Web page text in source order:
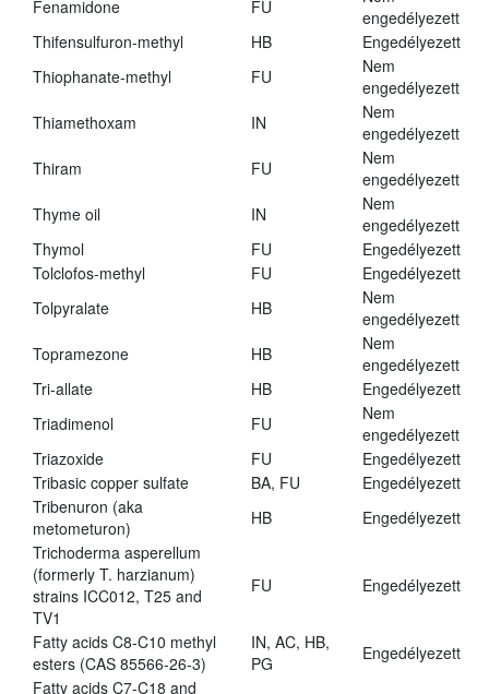
Fenamidone FU
engedélyezett
Thifensulfuron-methyl
HB
Engedélyezett
Thiophanate-methyl
FU
Nem
engedélyezett
Thiamethoxam
IN
Nem
engedélyezett
Thiram
FU
Nem
engedélyezett
Thyme oil
IN
Nem
engedélyezett
Thymol
FU
Engedélyezett
Tolclofos-methyl
FU
Engedélyezett
Tolpyralate
HB
Nem
engedélyezett
Topramezone
HB
Nem
engedélyezett
Tri-allate
HB
Engedélyezett
Triadimenol
FU
Nem
engedélyezett
Triazoxide
FU
Engedélyezett
Tribasic copper sulfate
BA, FU
Engedélyezett
Tribenuron (aka
metometuron)
HB
Engedélyezett
Trichoderma asperellum
(formerly T. harzianum)
strains ICC012, T25 and
TV1
FU Engedélyezett
Fatty acids C8-C10 methyl
esters (CAS 85566-26-3)
IN, AC, HB,
PG
Engedélyezett
Fatty acids C7-C18 and